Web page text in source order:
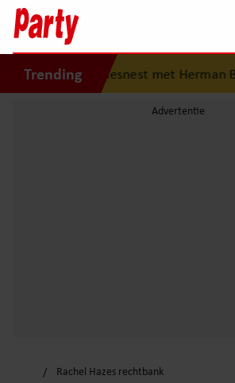
Trending
op eerste liefdesnest met Herman
Rachel Hazes rechtbank